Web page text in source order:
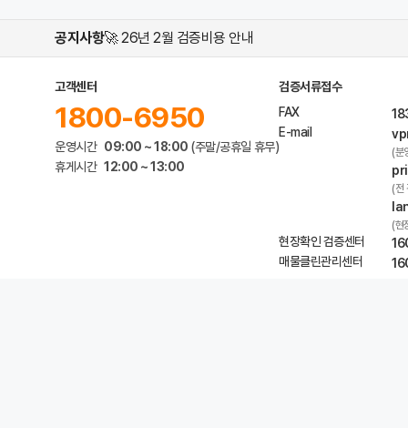
공지사항🚀 26년 2월 검증비용 안내
고객센터
1800-6950
운영시간 09:00 ~ 18:00 (주말/공휴일 휴무)
휴게시간 12:00 ~ 13:00
검증서류접수
FAX
E-mail
(분
(전
(현
현장확인 검증센터
매물클린관리센터